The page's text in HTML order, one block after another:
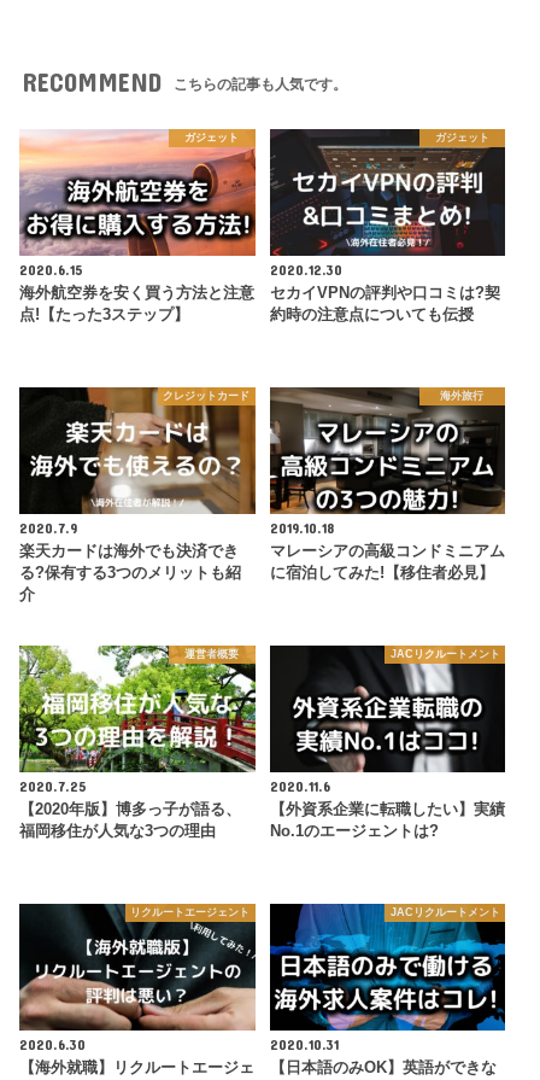
RECOMMEND こちらの記事も人気です。
ガジェット
2020.6.15
海外航空券を安く買う方法と注意
点!【たった3ステップ】
ガジェット
2020.12.30
セカイVPNの評判や口コミは?契
約時の注意点についても伝授
クレジットカード
2020.7.9
楽天カードは海外でも決済でき
る?保有する3つのメリットも紹
介
海外旅行
2019.10.18
マレーシアの高級コンドミニアム
に宿泊してみた!【移住者必見】
運営者概要
2020.7.25
【2020年版】博多っ子が語る、
福岡移住が人気な3つの理由
JACリクルートメント
2020.11.6
【外資系企業に転職したい】実績
No.1のエージェントは?
リクルートエージェント
2020.6.30
【海外就職】リクルートエージェ
JACリクルートメント
2020.10.31
【日本語のみOK】英語ができな